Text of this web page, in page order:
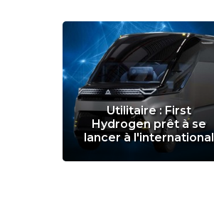
Utilitaire : First
Hydrogen prêt à se
lancer à l'international